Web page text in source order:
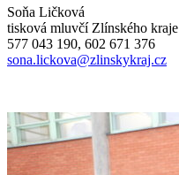
Soňa Ličková
tisková mluvčí Zlínského kraje
577 043 190, 602 671 376
sona.lickova@zlinskykraj.cz